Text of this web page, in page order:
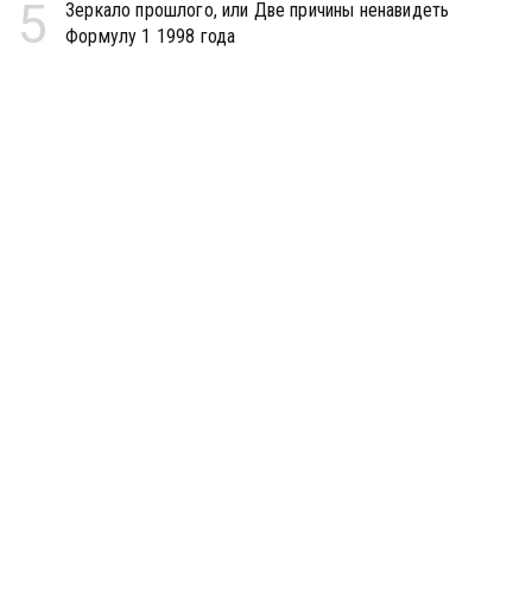
5
Зеркало прошлого, или Две причины ненавидеть
Формулу 1 1998 года